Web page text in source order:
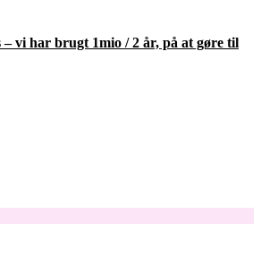
vi har brugt 1mio / 2 år, på at gøre til